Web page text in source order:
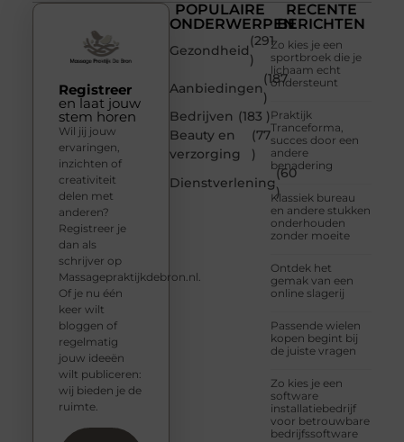
POPULAIRE
ONDERWERPEN
Gezondheid
(291
)
Aanbiedingen
(187
)
Bedrijven (183 )
Beauty en
verzorging
(77
)
Dienstverlening
(60
)
RECENTE
BERICHTEN
Zo kies je een
sportbroek die je
lichaam echt
ondersteunt
Praktijk
Tranceforma,
succes door een
andere
benadering
Klassiek bureau
en andere stukken
onderhouden
zonder moeite
Ontdek het
gemak van een
online slagerij
Passende wielen
kopen begint bij
de juiste vragen
Zo kies je een
software
installatiebedrijf
voor betrouwbare
bedrijfssoftware
Registreer
en laat jouw
stem horen
Wil jij jouw
ervaringen,
inzichten of
creativiteit
delen met
anderen?
Registreer je
dan als
schrijver op
Massagepraktijkdebron.nl.
Of je nu één
keer wilt
bloggen of
regelmatig
jouw ideeën
wilt publiceren:
wij bieden je de
ruimte.